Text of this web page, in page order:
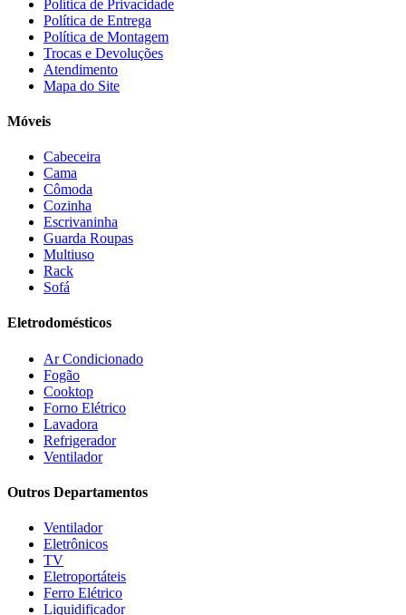
D' Doro Móveis
Dako(23)
Demóbile(13)
Dômina
Doripel
Estofados solar
Fischer
Giga
Gree(3)
Henn
Hisense
Hot Sat
HP
JB BECHARA
Kaiki Móveis
KAMABEL
kasper
Kaza
Política de Privacidade
Política de Entrega
Política de Montagem
Trocas e Devoluções
Atendimento
Mapa do Site
Móveis
Cabeceira
Cama
Cômoda
Cozinha
Escrivaninha
Guarda Roupas
Multiuso
Rack
Sofá
Eletrodomésticos
Ar Condicionado
Fogão
Cooktop
Forno Elétrico
Lavadora
Refrigerador
Ventilador
Outros Departamentos
Ventilador
Eletrônicos
TV
Eletroportáteis
Ferro Elétrico
Liquidificador